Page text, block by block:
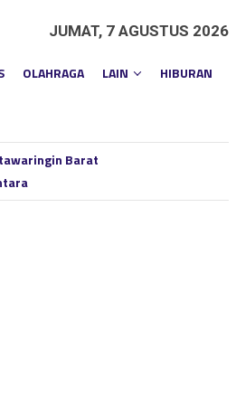
JUMAT, 7 AGUSTUS 2026
OLAHRAGA LAIN HIBURAN
Barat